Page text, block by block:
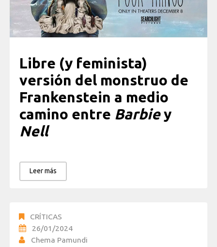
Libre (y feminista)
versión del monstruo de
Frankenstein a medio
camino entre Barbiey
Nell
Leer más
CRÍTICAS
26/01/2024
Chema Pamundi